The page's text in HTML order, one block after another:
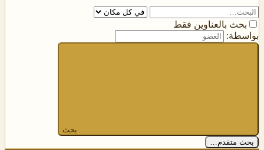
بحث بالعناوين فقط
بواسطة:
بحث
بحث متقدم…